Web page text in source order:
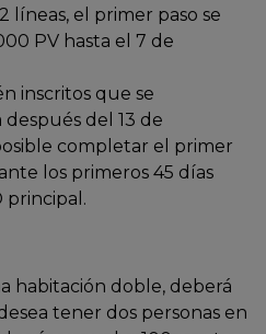
líneas, el primer paso se
PV hasta el 7 de
inscritos que se
del 13 de
completar el primer
los primeros 45 días
principal.
habitación doble, deberá
tener dos personas en